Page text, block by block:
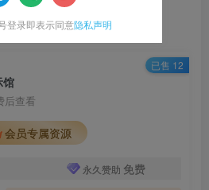
的下载速度。
馆
后查看
会员专属资源
永久赞助 免费
已售 12
登录即表示同意隐私声明